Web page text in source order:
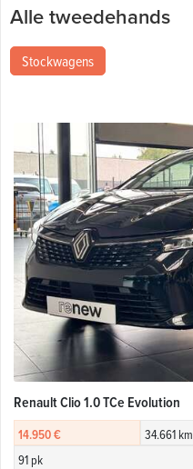
Alle tweedehands
Stockwagens
Renault Clio 1.0 TCe Evolution
14.950 € 34.661 km
91 pk